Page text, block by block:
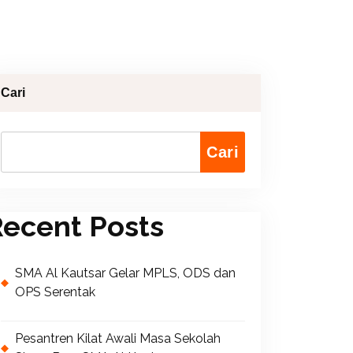
Cari
Cari
Posts
SMA Al Kautsar Gelar MPLS, ODS dan
OPS Serentak
Pesantren Kilat Awali Masa Sekolah